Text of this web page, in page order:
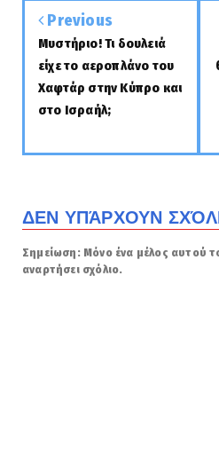
Previous
Μυστήριο! Τι δουλειά
είχε το αεροπλάνο του
Χαφτάρ στην Κύπρο και
στο Ισραήλ;
ΔΕΝ ΥΠΆΡΧΟΥΝ
Σημείωση: Μόνο ένα μέλος αυτού
αναρτήσει σχόλιο.